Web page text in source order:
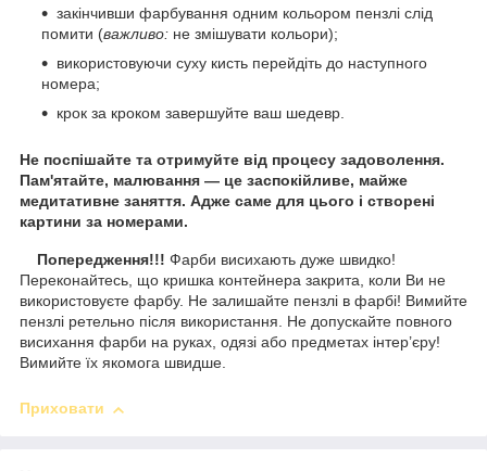
закінчивши фарбування одним кольором пензлі слід
помити (важливо: не змішувати кольори);
використовуючи суху кисть перейдіть до наступного
номера;
крок за кроком завершуйте ваш шедевр.
Не поспішайте та отримуйте від процесу задоволення.
Пам'ятайте, малювання — це заспокійливе, майже
медитативне заняття. Адже саме для цього і створені
картини за номерами.
Попередження!!! Фарби висихають дуже швидко!
Переконайтесь, що кришка контейнера закрита, коли Ви не
використовуєте фарбу. Не залишайте пензлі в фарбі! Вимийте
пензлі ретельно після використання. Не допускайте повного
висихання фарби на руках, одязі або предметах інтер’єру!
Вимийте їх якомога швидше.
Приховати